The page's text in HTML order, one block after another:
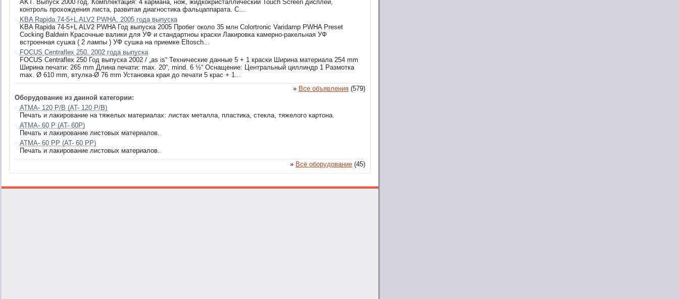
AKT. Выпуск 2000 год. Комплектация: 4 кармана, нож, жидкокристаллический Touch Screen дисплей,
контроль прохождения листа, развитая диагностика фальцаппарата. C...
KBA Rapida 74-5+L ALV2 PWHA, 2005 года выпуска
KBA Rapida 74-5+L ALV2 PWHA Год выпуска 2005 Пробег около 35 млн Colortronic Varidamp PWHA Preset
Cocking Baldwin Красочные валики для УФ и стандартноы краски Лакировка камерно-ракельная УФ
встроенная сушка ( 2 лампы ) УФ сушка на приемке Eltosch...
FOCUS Centraflex 250, 2002 года выпуска
FOCUS Centraflex 250 Год выпускa 2002 / „as is“ Технические данные 5 + 1 краски Ширина материала 254 mm
Ширина печати: 265 mm Длина печати: max. 20“, mind. 6 ½“ Оснащение: Центральный циллиндр 1 Размотка
max. Ø 610 mm, втулка-Ø 76 mm Установка края до печати 5 крас + 1...
» Все объявления (579)
Оборудование из данной категории:
ATMA- 120 P/B (AT- 120 P/B)
Печать и лакирование на тяжелых материалах: листах металла, пластика, стекла, тяжелого картона.
ATMA- 60 P (AT- 60P)
Печать и лакирование листовых материалов.
ATMA- 60 PP (AT- 60 PP)
Печать и лакирование листовых материалов.
» Всё оборудование (45)